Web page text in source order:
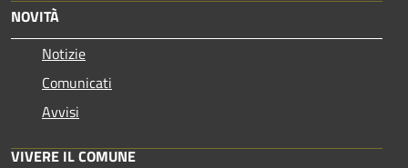
NOVITÀ
Notizie
Comunicati
Avvisi
VIVERE IL COMUNE